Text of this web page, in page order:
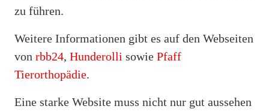
zu führen.
Weitere Informationen gibt es auf den Webseiten
von rbb24, Hunderolli sowie Pfaff
Tierorthopädie.
Eine starke Website muss nicht nur gut aussehen